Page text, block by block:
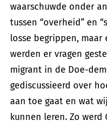
waarschuwde onder
tussen “overheid” en
losse begrippen, maar
werden er vragen
migrant in de Doe-
gediscussieerd over
aan toe gaat en wat
kunnen leren. Zo